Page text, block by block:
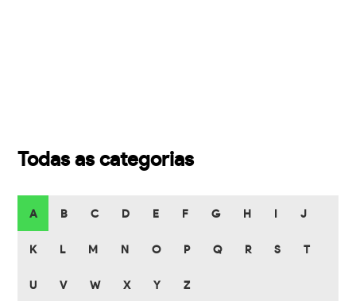
Todas as categorias
A B C D E F G H J
K L M N O P Q R S T
U V W X Y Z